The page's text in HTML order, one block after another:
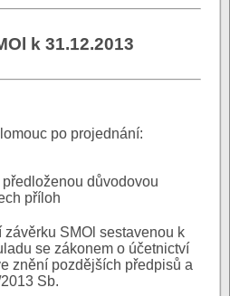
k 31.12.2013
po projednání:
předloženou důvodovou
příloh
závěrku SMOl sestavenou k
se zákonem o účetnictví
znění pozdějších předpisů a
Sb.